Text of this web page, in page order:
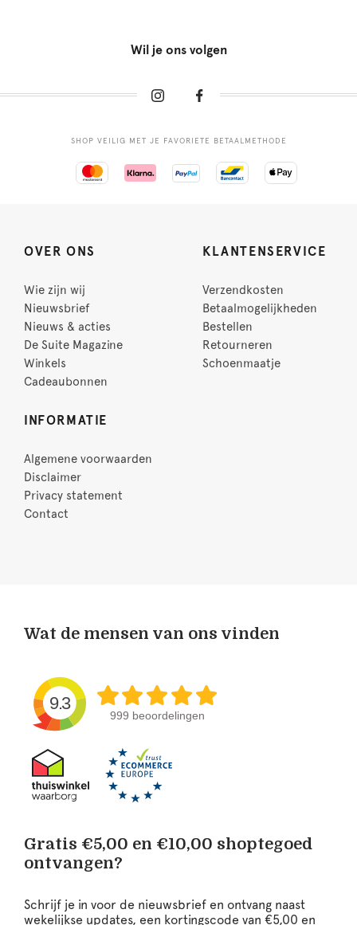
Wil je ons volgen
SHOP VEILIG MET JE FAVORIETE BETAALMETHODE
OVER ONS
Wie zijn wij
Nieuwsbrief
Nieuws & acties
De Suite Magazine
Winkels
Cadeaubonnen
KLANTENSERVICE
Verzendkosten
Betaalmogelijkheden
Bestellen
Retourneren
Schoenmaatje
INFORMATIE
Algemene voorwaarden
Disclaimer
Privacy statement
Contact
Wat de mensen van ons vinden
9.3
999 beoordelingen
Gratis €5,00 en €10,00 shoptegoed
ontvangen?
Schrijf je in voor de nieuwsbrief en ontvang naast
wekelijkse updates, een kortingscode van €5,00 en